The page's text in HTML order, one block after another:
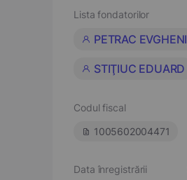
Lista fondatorilor
PETRAC EVGHENI
STIŢIUC EDUARD
Codul fiscal
1005602004471
Data înregistrării